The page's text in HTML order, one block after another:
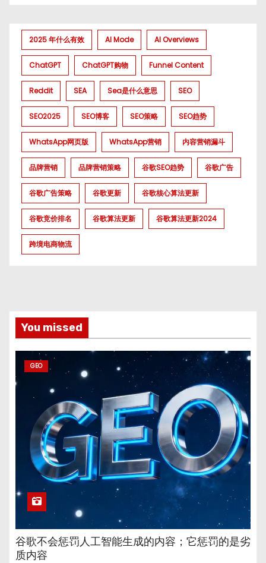
2025 年什么有效 AI Mode AI Overviews
ChatGPT ChatGPT购物 Funnel Content
Reddit SEA Sea是什么意思 SEO
SEO2025 SEO博客 SEO策略 SEO趋势
WhatsApp网页版 WhatsApp营销 内容营销漏斗
品牌营销 品牌营销策略 谷歌SEO趋势 谷歌广告
谷歌广告策略 谷歌更新 谷歌核心算法更新
谷歌竞价排名 谷歌算法更新 谷歌算法更新2024
跨境电商物流
You missed
GEO
谷歌不会惩罚人工智能生成的内容；它惩罚的是劣
质内容